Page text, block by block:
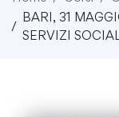
BARI, 31
SERVIZI